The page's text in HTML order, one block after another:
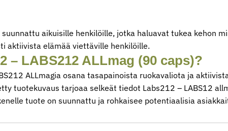
suunnattu aikuisille henkilöille, jotka haluavat tukea kehon
aktiivista elämää viettäville henkilöille.
– LABS212 ALLmag (90 caps)?
ALLmagia osana tasapainoista ruokavaliota ja
tuotekuvaus tarjoaa selkeät tiedot Labs212 – LABS12
tuote on suunnattu ja rohkaisee potentiaalisia